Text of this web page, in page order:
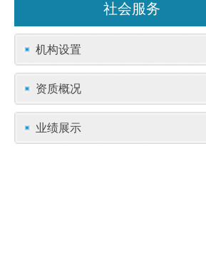
社会服务
机构设置
资质概况
业绩展示